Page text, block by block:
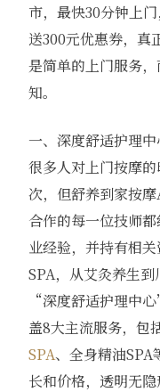
市，最快30分钟上
送300元优惠券，
是简单的上门服务
知。
一、深度舒适护理
很多人对上门按摩
次，但舒养到家按
合作的每一位技师
业经验，并持有相
SPA，从艾灸养生
“深度舒适护理中
盖8大主流服务，包
SPA、全身精油SPA
长和价格，透明无